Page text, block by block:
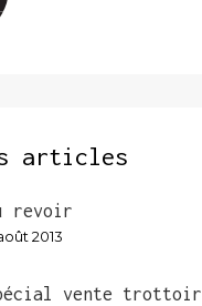
articles
revoir
2013
vente trottoir